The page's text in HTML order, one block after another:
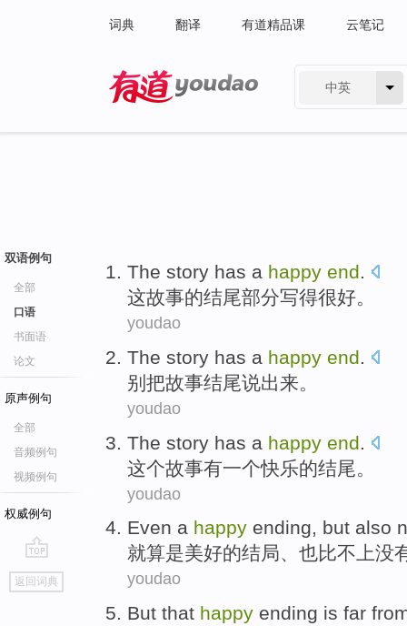
词典 翻译 有道精品课 云笔记
中英
双语例句
全部
口语
书面语
论文
原声例句
全部
音频例句
视频例句
权威例句
go
top
返回词典
The story has a happy end.
这故事的结尾部分写得很好。
youdao
The story has a happy end.
别把故事结尾说出来。
youdao
The story has a happy end
这个故事有一个快乐的结尾 。
youdao
Even a happy ending, but also
就算是美好的结局、 也比不上没
youdao
But that happy ending is far